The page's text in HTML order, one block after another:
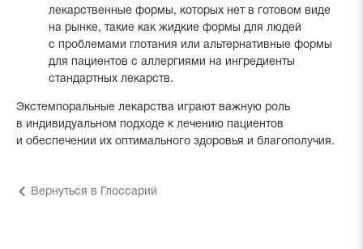
лекарственные формы, которых нет в готовом виде
на рынке, такие как жидкие формы для людей
с проблемами глотания или альтернативные формы
для пациентов с аллергиями на ингредиенты
стандартных лекарств.
Экстемпоральные лекарства играют важную роль
в индивидуальном подходе к лечению пациентов
и обеспечении их оптимального здоровья и благополучия.
Вернуться в Глоссарий